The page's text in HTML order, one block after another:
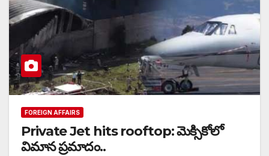
FOREIGN AFFAIRS
Private Jet hits rooftop: మెక్సికోలో
విమాన ప్రమాదం..